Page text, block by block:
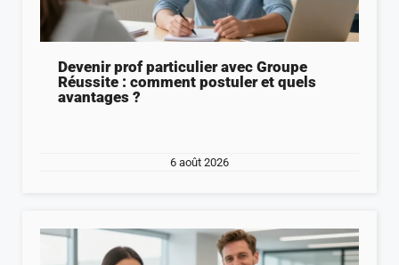
Devenir prof particulier avec Groupe
Réussite : comment postuler et quels
avantages ?
6 août 2026